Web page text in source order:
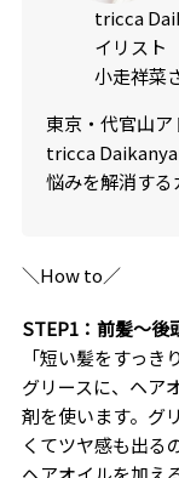
tricca
イリスト
小走祥菜
東京・代官山
tricca
悩みを解消する
てもらうとス
＼How to／
STEP1：前髪～後
「短い髪をすっ
グリースに、ヘア
剤を使います。グ
くてツヤ感も出る